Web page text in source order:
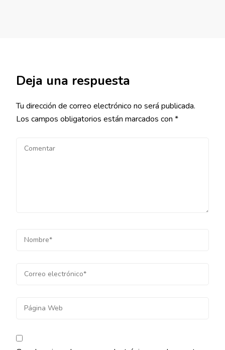
Deja una respuesta
Tu dirección de correo electrónico no será publicada.
Los campos obligatorios están marcados con *